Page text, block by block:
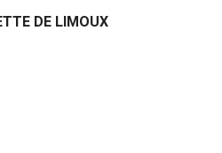
DE LIMOUX